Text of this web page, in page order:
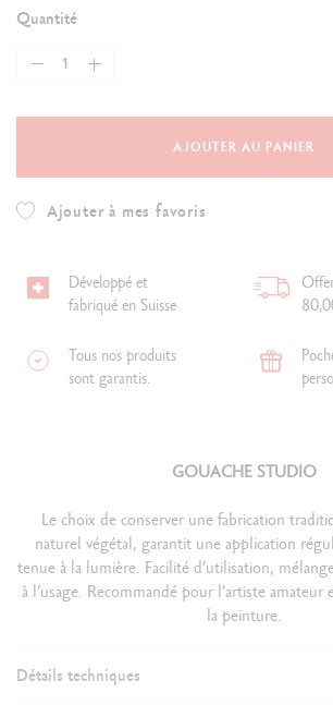
Quantité
AJOUTER AU PANIER
Ajouter à mes favoris
Développé et
fabriqué en Suisse
Tous nos produits
sont garantis.
GOUACHE STUDIO
Le choix de conserver une fabrication
naturel végétal, garantit une application
tenue à la lumière. Facilité d’utilisation,
à l’usage. Recommandé pour l’artiste amateur
la peinture.
Détails techniques